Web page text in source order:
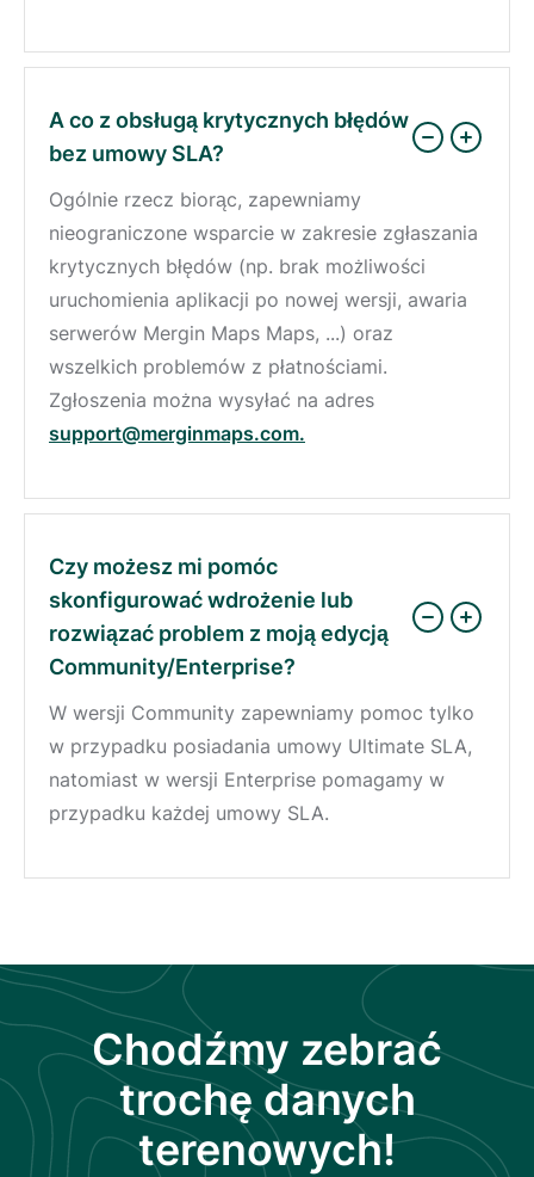
A co z obsługą krytycznych błędów
bez umowy SLA?
Ogólnie rzecz biorąc, zapewniamy
nieograniczone wsparcie w zakresie zgłaszania
krytycznych błędów (np. brak możliwości
uruchomienia aplikacji po nowej wersji, awaria
serwerów Mergin Maps Maps, ...) oraz
wszelkich problemów z płatnościami.
Zgłoszenia można wysyłać na adres
support@merginmaps.com.
Czy możesz mi pomóc
skonfigurować wdrożenie lub
rozwiązać problem z moją edycją
Community/Enterprise?
W wersji Community zapewniamy pomoc tylko
w przypadku posiadania umowy Ultimate SLA,
natomiast w wersji Enterprise pomagamy w
przypadku każdej umowy SLA.
Chodźmy zebrać
trochę danych
terenowych!